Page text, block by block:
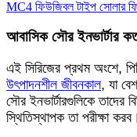
আবাসিক সৌর ইনভার্টার
এই সিরিজের প্রথম অংশে,
উৎপাদনশীল জীবনকাল, যা
সৌর ইনভার্টারগুলিকে
স্থিতিস্থাপক তা পরীক্ষা করব।